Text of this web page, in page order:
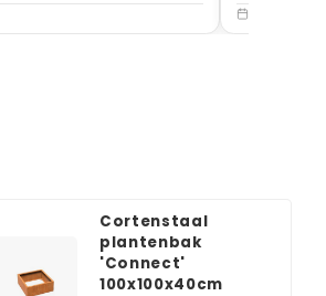
Cortenstaal
plantenbak
'Connect'
100x100x40cm